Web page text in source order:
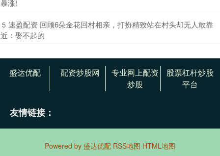
暴涨!
5 ​速盈配资 回顾6朵金花回村相亲，打扮精致站在村头却无人敢靠
近：娶不起的
盛达优配 配资炒股网
专业网上配资
炒股
股票杠杆炒股
平台
友情链接：
Powered by 盛达优配 RSS地图 HTML地图